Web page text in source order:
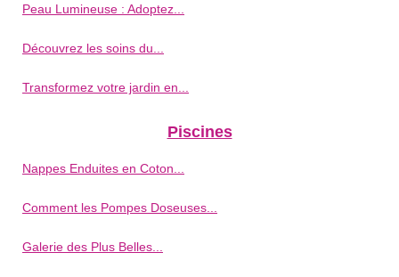
Peau Lumineuse : Adoptez...
Découvrez les soins du...
Transformez votre jardin en...
Piscines
Nappes Enduites en Coton...
Comment les Pompes Doseuses...
Galerie des Plus Belles...